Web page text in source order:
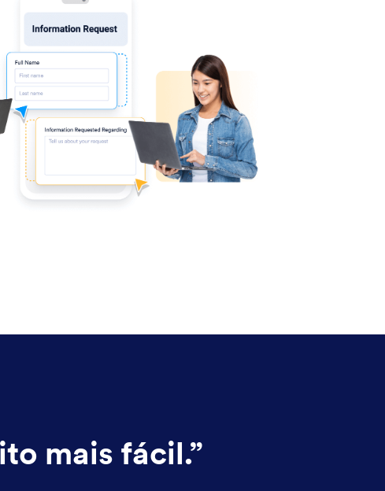
mais fácil.”